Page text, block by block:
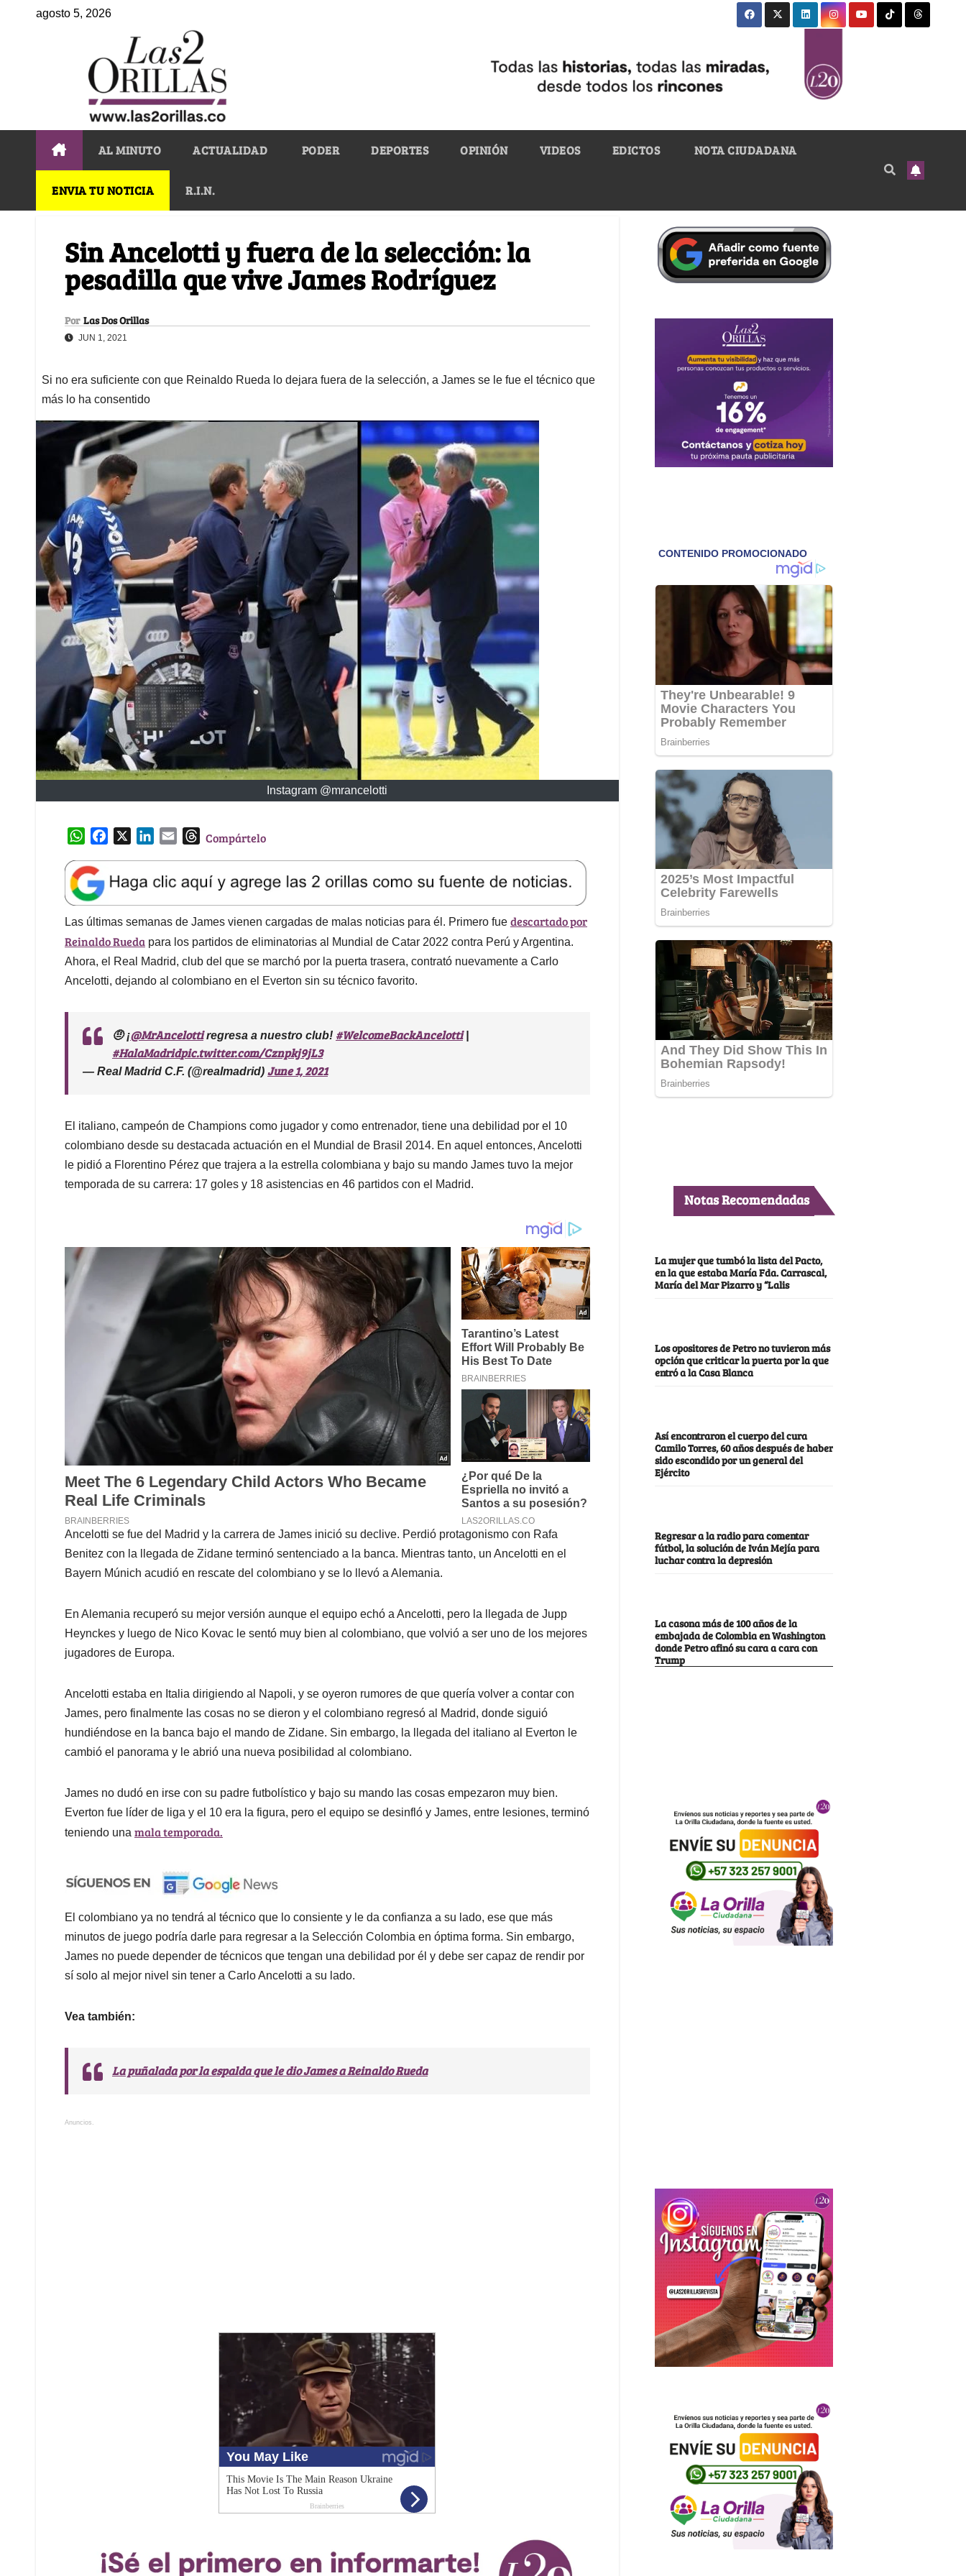
agosto 5, 2026
AL MINUTO ACTUALIDAD PODER DEPORTES OPINIÓN VIDEOS EDICTOS NOTA CIUDADANA
ENVIA TU NOTICIA R.I.N.
Sin Ancelotti y fuera de la selección: la
pesadilla que vive James Rodríguez
Por Las Dos Orillas
JUN 1, 2021
Si no era suficiente con que Reinaldo Rueda lo dejara fuera de la selección, a James se le fue el técnico que
más lo ha consentido
Instagram @mrancelotti
W
a
t
s
A
p
p
e
b
o
o
k
k
e
d
I
n
l
T
e
a
d
s
Compártelo
Las últimas semanas de James vienen cargadas de malas noticias para él. Primero fue descartado por
Reinaldo Rueda para los partidos de eliminatorias al Mundial de Catar 2022 contra Perú y Argentina.
Ahora, el Real Madrid, club del que se marchó por la puerta trasera, contrató nuevamente a Carlo
Ancelotti, dejando al colombiano en el Everton sin su técnico favorito.
🤨 ¡@MrAncelottiregresa a nuestro club! #WelcomeBackAncelotti|
#HalaMadridpic.twitter.com/Cznpkj9jL3
— Real Madrid C.F. (@realmadrid) June 1, 2021
El italiano, campeón de Champions como jugador y como entrenador, tiene una debilidad por el 10
colombiano desde su destacada actuación en el Mundial de Brasil 2014. En aquel entonces, Ancelotti
le pidió a Florentino Pérez que trajera a la estrella colombiana y bajo su mando James tuvo la mejor
temporada de su carrera: 17 goles y 18 asistencias en 46 partidos con el Madrid.
Ancelotti se fue del Madrid y la carrera de James inició su declive. Perdió protagonismo con Rafa
Benitez con la llegada de Zidane terminó sentenciado a la banca. Mientras tanto, un Ancelotti en el
Bayern Múnich acudió en rescate del colombiano y se lo llevó a Alemania.
En Alemania recuperó su mejor versión aunque el equipo echó a Ancelotti, pero la llegada de Jupp
Heynckes y luego de Nico Kovac le sentó muy bien al colombiano, que volvió a ser uno de los mejores
jugadores de Europa.
Ancelotti estaba en Italia dirigiendo al Napoli, y se oyeron rumores de que quería volver a contar con
James, pero finalmente las cosas no se dieron y el colombiano regresó al Madrid, donde siguió
hundiéndose en la banca bajo el mando de Zidane. Sin embargo, la llegada del italiano al Everton le
cambió el panorama y le abrió una nueva posibilidad al colombiano.
James no dudó en irse con su padre futbolístico y bajo su mando las cosas empezaron muy bien.
Everton fue líder de liga y el 10 era la figura, pero el equipo se desinfló y James, entre lesiones, terminó
teniendo una mala temporada.
El colombiano ya no tendrá al técnico que lo consiente y le da confianza a su lado, ese que más
minutos de juego podría darle para regresar a la Selección Colombia en óptima forma. Sin embargo,
James no puede depender de técnicos que tengan una debilidad por él y debe ser capaz de rendir por
sí solo al mejor nivel sin tener a Carlo Ancelotti a su lado.
Vea también:
La puñalada por la espalda que le dio James a Reinaldo Rueda
Anuncios.
Notas Recomendadas
La mujer que tumbó la lista del Pacto,
en la que estaba María Fda. Carrascal,
María del Mar Pizarro y “Lalis
Los opositores de Petro no tuvieron más
opción que criticar la puerta por la que
entró a la Casa Blanca
Así encontraron el cuerpo del cura
Camilo Torres, 60 años después de haber
sido escondido por un general del
Ejército
Regresar a la radio para comentar
fútbol, la solución de Iván Mejía para
luchar contra la depresión
La casona más de 100 años de la
embajada de Colombia en Washington
donde Petro afinó su cara a cara con
Trump